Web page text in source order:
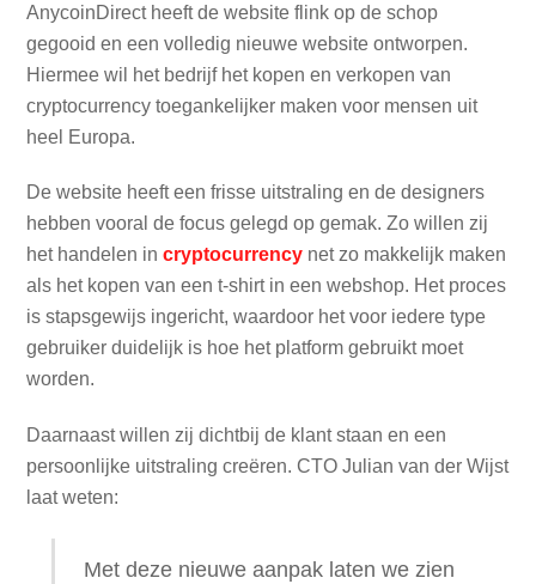
AnycoinDirect heeft de website flink op de schop
gegooid en een volledig nieuwe website ontworpen.
Hiermee wil het bedrijf het kopen en verkopen van
cryptocurrency toegankelijker maken voor mensen uit
heel Europa.
De website heeft een frisse uitstraling en de designers
hebben vooral de focus gelegd op gemak. Zo willen zij
het handelen incryptocurrency net zo makkelijk maken
als het kopen van een t-shirt in een webshop. Het proces
is stapsgewijs ingericht, waardoor het voor iedere type
gebruiker duidelijk is hoe het platform gebruikt moet
worden.
Daarnaast willen zij dichtbij de klant staan en een
persoonlijke uitstraling creëren. CTO Julian van der Wijst
laat weten:
Met deze nieuwe aanpak laten we zien